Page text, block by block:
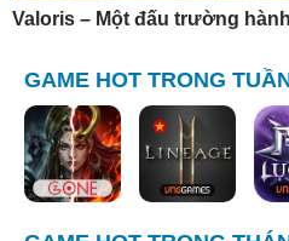
Valoris – Một đấu trường
GAME HOT TRONG